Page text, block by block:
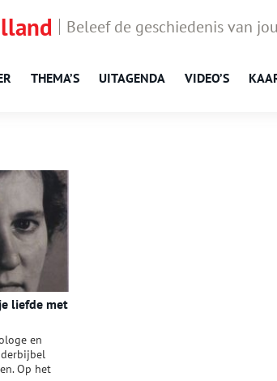
Beleef de geschiedenis van
THEMA’S UITAGENDA VIDEO’S
liefde met
en
Op het